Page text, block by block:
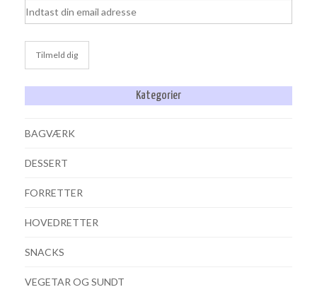
Kategorier
BAGVÆRK
DESSERT
FORRETTER
HOVEDRETTER
SNACKS
VEGETAR OG SUNDT